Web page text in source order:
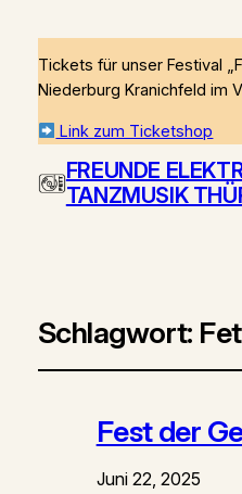
Tickets für unser Festival
Niederburg Kranichfeld im
Link zum Ticketshop
FREUNDE
TANZMUSIK
Schlagwort:
Fest der
Juni 22, 2025